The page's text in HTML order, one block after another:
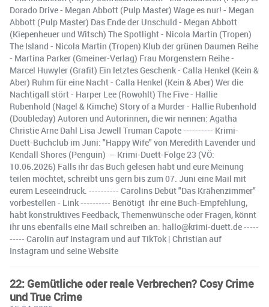
Dorado Drive - Megan Abbott (Pulp Master) Wage es nur! - Megan
Abbott (Pulp Master) Das Ende der Unschuld - Megan Abbott
(Kiepenheuer und Witsch) The Spotlight - Nicola Martin (Tropen)
The Island - Nicola Martin (Tropen) Klub der grünen Daumen Reihe
- Martina Parker (Gmeiner-Verlag) Frau Morgenstern Reihe -
Marcel Huwyler (Grafit) Ein letztes Geschenk - Calla Henkel (Kein &
Aber) Ruhm für eine Nacht - Calla Henkel (Kein & Aber) Wer die
Nachtigall stört - Harper Lee (Rowohlt) The Five - Hallie
Rubenhold (Nagel & Kimche) Story of a Murder - Hallie Rubenhold
(Doubleday) Autoren und Autorinnen, die wir nennen: Agatha
Christie Arne Dahl Lisa Jewell Truman Capote ---------- Krimi-
Duett-Buchclub im Juni: "Happy Wife" von Meredith Lavender und
Kendall Shores (Penguin) – Krimi-Duett-Folge 23 (VÖ:
10.06.2026) Falls ihr das Buch gelesen habt und eure Meinung
teilen möchtet, schreibt uns gern bis zum 07. Juni eine Mail mit
eurem Leseeindruck. ---------- Carolins Debüt "Das Krähenzimmer"
vorbestellen - Link ---------- Benötigt ihr eine Buch-Empfehlung,
habt konstruktives Feedback, Themenwünsche oder Fragen, könnt
ihr uns ebenfalls eine Mail schreiben an: hallo@krimi-duett.de -----
----- Carolin auf Instagram und auf TikTok | Christian auf
Instagram und seine Website
22: Gemütliche oder reale Verbrechen? Cosy Crime
und True Crime